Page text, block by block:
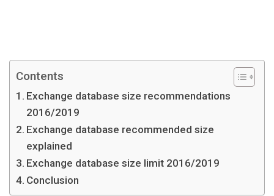
Contents
Exchange database size recommendations
2016/2019
Exchange database recommended size
explained
Exchange database size limit 2016/2019
Conclusion